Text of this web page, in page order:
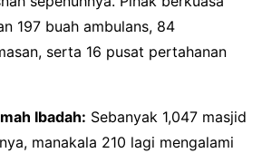
197 buah ambulans, 84
serta 16 pusat pertahanan
Ibadah: Sebanyak 1,047 masjid
manakala 210 lagi mengalami